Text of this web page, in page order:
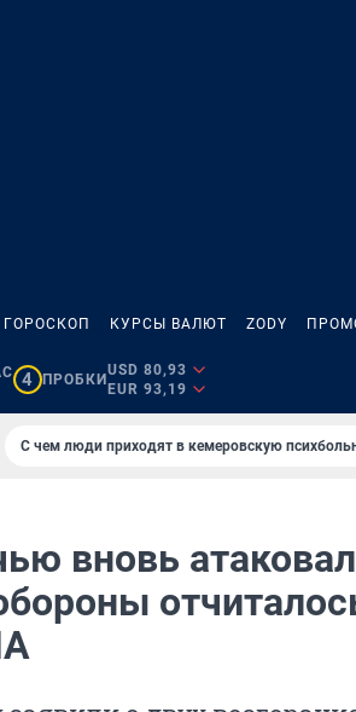
ГОРОСКОП КУРСЫ ВАЛЮТ ZODY
4 ПРОБКИ
USD 80,93
EUR 93,19
С чем люди приходят в кемеровскую
вновь